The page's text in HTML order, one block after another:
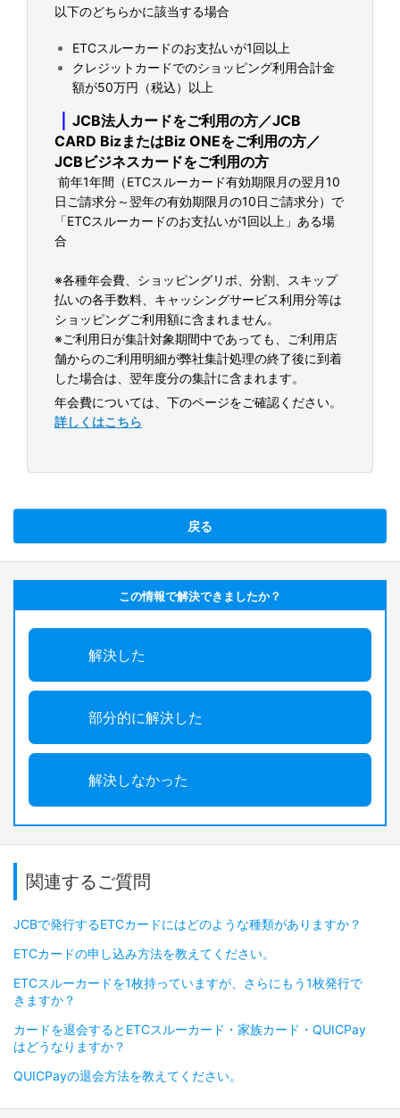
以下のどちらかに該当する場合
ETCスルーカードのお支払いが1回以上
クレジットカードでのショッピング利用合計金
額が50万円（税込）以上
｜ JCB法人カードをご利用の方／JCB
CARD BizまたはBiz ONEをご利用の方／
JCBビジネスカードをご利用の方
前年1年間（ETCスルーカード有効期限月の翌月10
日ご請求分～翌年の有効期限月の10日ご請求分）で
「ETCスルーカードのお支払いが1回以上」ある場
合
※各種年会費、ショッピングリボ、分割、スキップ
払いの各手数料、キャッシングサービス利用分等は
ショッピングご利用額に含まれません。
※ご利用日が集計対象期間中であっても、ご利用店
舗からのご利用明細が弊社集計処理の終了後に到着
した場合は、翌年度分の集計に含まれます。
年会費については、下のページをご確認ください。
詳しくはこちら
戻る
この情報で解決できましたか？
解決した
部分的に解決した
解決しなかった
関連するご質問
JCBで発行するETCカードにはどのような種類がありますか？
ETCカードの申し込み方法を教えてください。
ETCスルーカードを1枚持っていますが、さらにもう1枚発行で
きますか？
カードを退会するとETCスルーカード・家族カード・QUICPay
はどうなりますか？
QUICPayの退会方法を教えてください。